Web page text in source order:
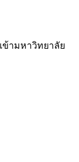
ข้ามหาวิทยาลัย